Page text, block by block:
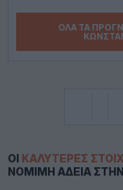
ΌΛΑ ΤΑ
ΟΙ ΚΑΛΎΤΕΡΕΣ
ΝΌΜΙΜΗ ΆΔΕΙΑ